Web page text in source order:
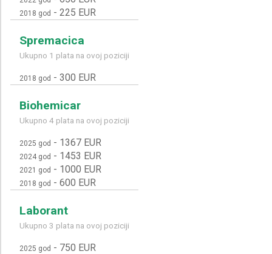
2018 god - 225 EUR
Spremacica
Ukupno 1 plata na ovoj poziciji
2018 god - 300 EUR
Biohemicar
Ukupno 4 plata na ovoj poziciji
2025 god - 1367 EUR
2024 god - 1453 EUR
2021 god - 1000 EUR
2018 god - 600 EUR
Laborant
Ukupno 3 plata na ovoj poziciji
2025 god - 750 EUR